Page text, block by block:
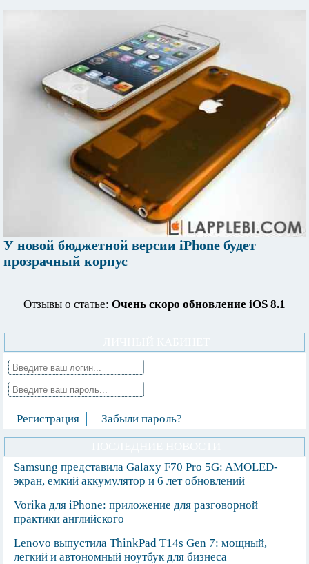
У новой бюджетной версии iPhone будет
прозрачный корпус
Отзывы о статье: Очень скоро обновление iOS 8.1
Регистрация Забыли пароль?
Samsung представила Galaxy F70 Pro 5G: AMOLED-
экран, емкий аккумулятор и 6 лет обновлений
Vorika для iPhone: приложение для разговорной
практики английского
Lenovo выпустила ThinkPad T14s Gen 7: мощный,
легкий и автономный ноутбук для бизнеса